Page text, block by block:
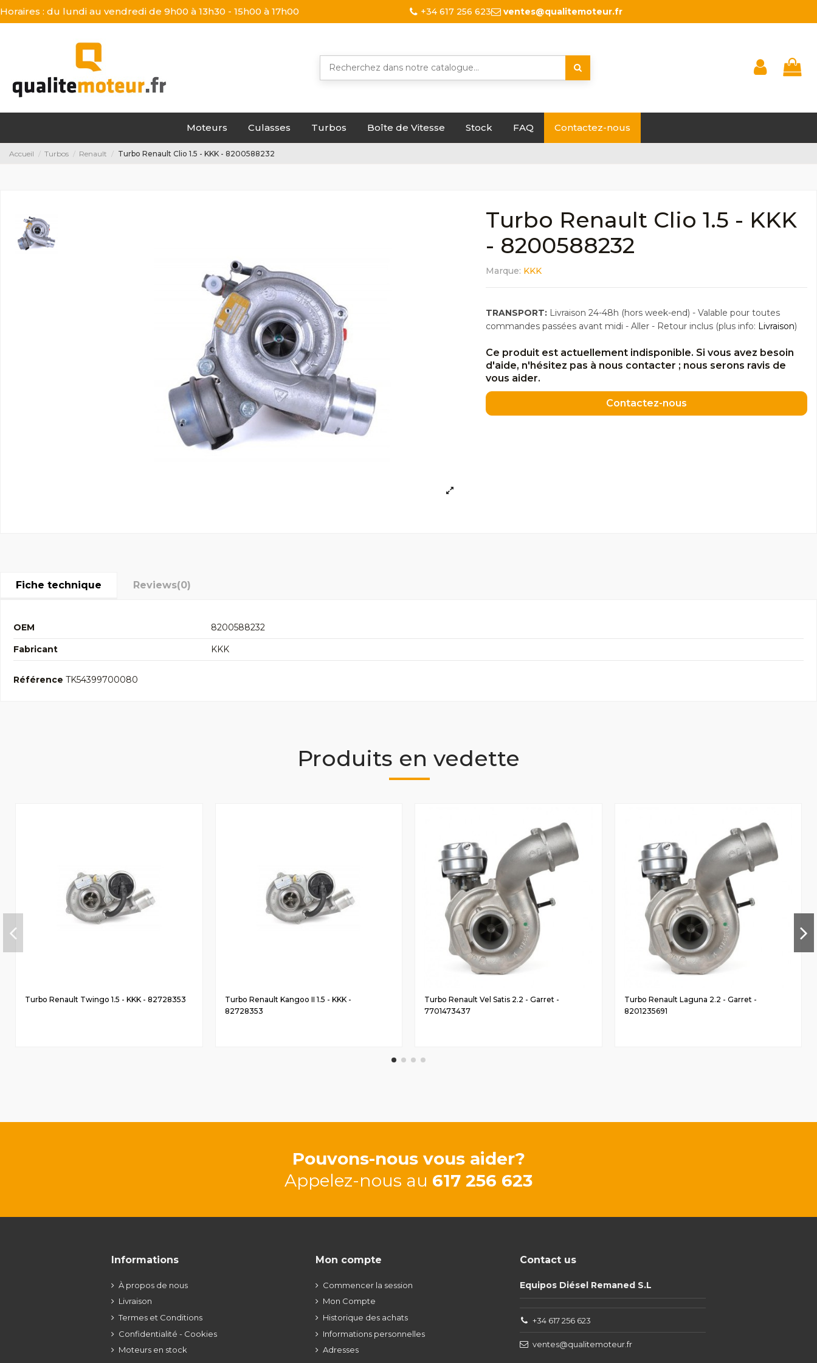
Horaires : du lundi au vendredi de 9h00 à 13h30 - 15h00 à 17h00 +34 617 256 623 ventes@qualitemoteur.fr
Moteurs Culasses Turbos Boîte de Vitesse Stock FAQ Contactez-nous
Accueil Turbos Renault Turbo Renault Clio 1.5 - KKK - 8200588232
Turbo Renault Clio 1.5 - KKK
- 8200588232
Marque: KKK
TRANSPORT: Livraison 24-48h (hors week-end) - Valable pour toutes
commandes passées avant midi - Aller - Retour inclus (plus info: Livraison)
Ce produit est actuellement indisponible. Si vous avez besoin
d'aide, n'hésitez pas à nous contacter ; nous serons ravis de
vous aider.
Contactez-nous
Fiche technique Reviews(0)
OEM
8200588232
Fabricant
KKK
Référence TK54399700080
Produits en vedette
Turbo Renault Twingo 1.5 - KKK - 82728353
Turbo Renault Kangoo II 1.5 - KKK -
82728353
Turbo Renault Vel Satis 2.2 - Garret -
7701473437
Turbo Renault Laguna 2.2 - Garret -
8201235691
Pouvons-nous vous aider?
Appelez-nous au 617 256 623
Informations
À propos de nous
Livraison
Termes et Conditions
Confidentialité - Cookies
Moteurs en stock
Mon compte
Commencer la session
Mon Compte
Historique des achats
Informations personnelles
Adresses
Contact us
Equipos Diésel Remaned S.L
+34 617 256 623
ventes@qualitemoteur.fr